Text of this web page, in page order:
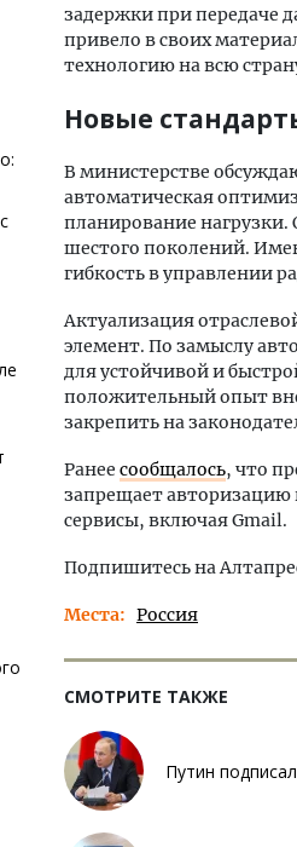
задержки при передаче
привело в своих
технологию на всю
Новые
В министерстве
автоматическая
планирование
шестого поколений.
гибкость в управлении
Актуализация
элемент. По замыслу
для устойчивой и
положительный опыт
закрепить на
Ранее сообщалось, что
запрещает авторизацию
сервисы, включая Gmail.
Подпишитесь на
Места Россия
СМОТРИТЕ ТАКЖЕ
Путин